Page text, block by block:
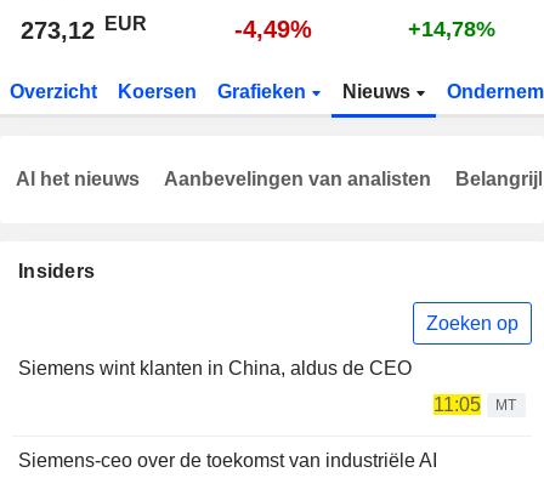
273,12 EUR -4,49% +14,78%
Overzicht Koersen Grafieken Nieuws
Insiders
Zoeken op
Siemens wint klanten in China, aldus de CEO
11:05
MT
Siemens-ceo over de toekomst van industriële AI
Al het nieuws Aanbevelingen van analisten